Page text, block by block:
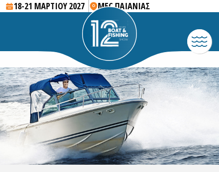
18-21 ΜΑΡΤΙΟΥ 2027 MEC ΠΑΙΑΝΙΑΣ